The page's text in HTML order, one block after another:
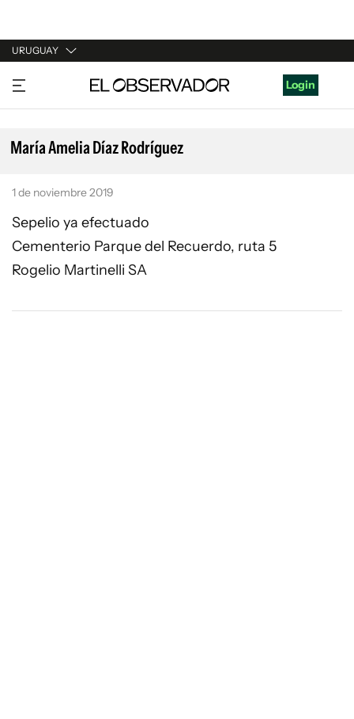
URUGUAY
URUGUAY
ARGENTINA
ESPAÑA
Login
María Amelia Díaz Rodríguez
1 de noviembre 2019
Sepelio ya efectuado
Cementerio Parque del Recuerdo, ruta 5
Rogelio Martinelli SA